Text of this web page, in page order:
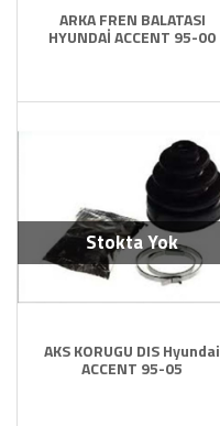
ARKA FREN BALATASI
HYUNDAİ ACCENT 95-00
Stokta Yok
AKS KORUGU DIS Hyundai
ACCENT 95-05